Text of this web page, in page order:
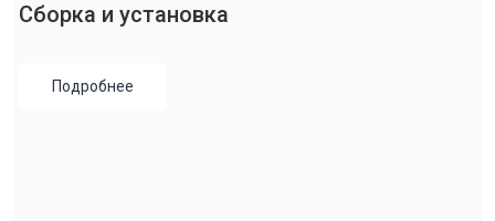
Сборка и установка
Подробнее